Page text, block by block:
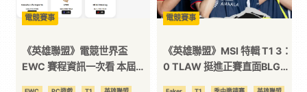
方
位
電競賽事
《英雄聯盟》電競世界盃
EWC 賽程資訊一次看 本屆石
電競賽事
《英雄聯盟》MSI 特輯 T1 3：
0 TLAW 挺進正賽直面BLG